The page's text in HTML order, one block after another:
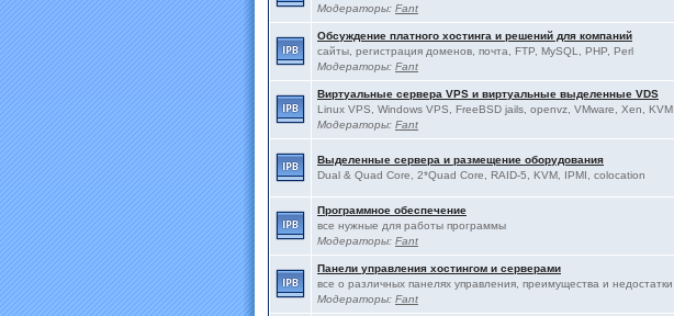
Модераторы: Fant
Обсуждение платного хостинга и решений для компаний
сайты, регистрация доменов, почта, FTP, MySQL, PHP, Perl
Модераторы: Fant
Виртуальные сервера VPS и виртуальные выделенные VDS
Linux VPS, Windows VPS, FreeBSD jails, openvz, VMware, Xen, KVM
Модераторы: Fant
Выделенные сервера и размещение оборудования
Dual & Quad Core, 2*Quad Core, RAID-5, KVM, IPMI, colocation
Программное обеспечение
все нужные для работы программы
Модераторы: Fant
Панели управления хостингом и серверами
все о различных панелях управления, преимущества и недостатки
Модераторы: Fant